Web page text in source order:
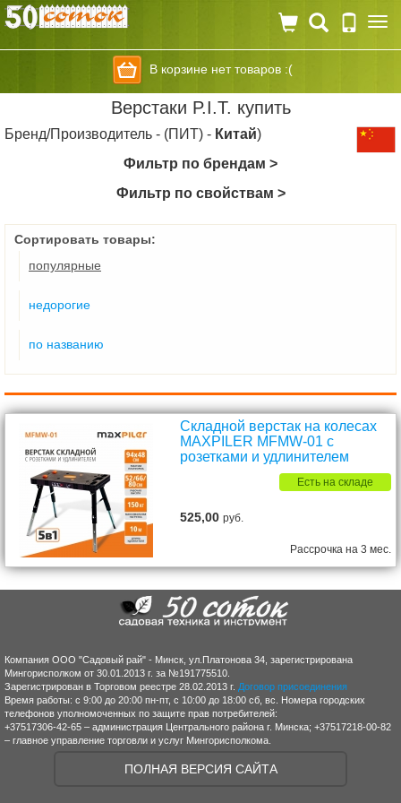
В корзине нет товаров :(
Верстаки P.I.T. купить
Бренд/Производитель - (ПИТ) - Китай)
Фильтр по брендам >
Фильтр по свойствам >
Сортировать товары:
популярные
недорогие
по названию
Складной верстак на колесах
MAXPILER MFMW-01 с
розетками и удлинителем
Есть на складе
525,00руб.
Рассрочка на 3 мес.
Компания ООО "Садовый рай" - Минск, ул.Платонова 34, зарегистрирована
Мингорисполком от 30.01.2013 г. за №191775510.
Зарегистрирован в Торговом реестре 28.02.2013 г. Договор присоединения
Время работы: с 9:00 до 20:00 пн-пт, с 10:00 до 18:00 сб, вс. Номера городских
телефонов уполномоченных по защите прав потребителей:
+37517306-42-65 – администрация Центрального района г. Минска; +37517218-00-82
– главное управление торговли и услуг Мингорисполкома.
ПОЛНАЯ ВЕРСИЯ САЙТА